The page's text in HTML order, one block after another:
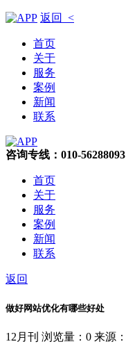
返回 <
首页
关于
服务
案例
新闻
联系
咨询专线：010-56288093
首页
关于
服务
案例
新闻
联系
返回
做好网站优化有哪些好处
12月刊 浏览量：0 来源：